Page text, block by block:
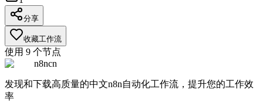
分享
收藏工作流
使用 9 个节点
n8ncn
发现和下载高质量的中文n8n自动化工作流，提升您的工作效
率